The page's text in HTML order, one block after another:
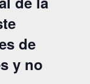
de
y no